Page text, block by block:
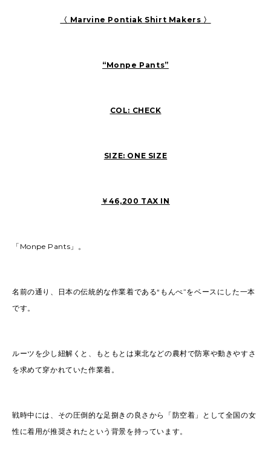
〈 Marvine Pontiak Shirt Makers 〉
“Monpe Pants”
COL: CHECK
SIZE: ONE SIZE
￥46,200 TAX IN
「Monpe Pants」。
名前の通り、日本の伝統的な作業着である“もんぺ”をベースにした一本
です。
ルーツを少し紐解くと、もともとは東北などの農村で防寒や動きやすさ
を求めて穿かれていた作業着。
戦時中には、その圧倒的な足捌きの良さから「防空着」として全国の女
性に着用が推奨されたという背景を持っています。